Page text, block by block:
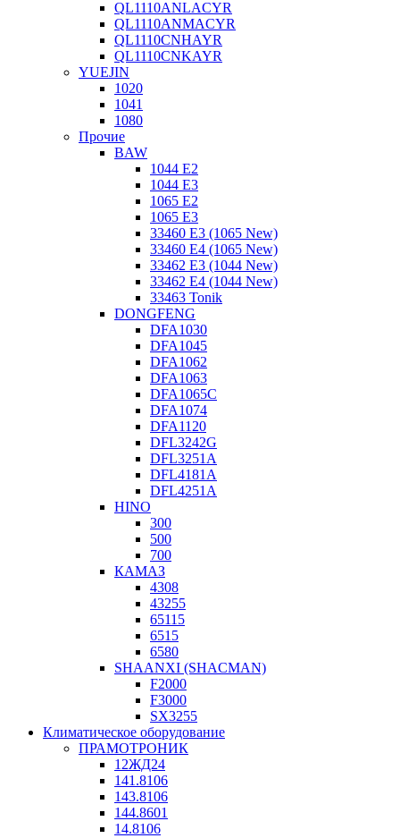
QL1110ANLACYR
QL1110ANMACYR
QL1110CNHAYR
QL1110CNKAYR
YUEJIN
1020
1041
1080
Прочие
BAW
1044 E2
1044 E3
1065 E2
1065 E3
33460 E3 (1065 New)
33460 E4 (1065 New)
33462 E3 (1044 New)
33462 E4 (1044 New)
33463 Tonik
DONGFENG
DFA1030
DFA1045
DFA1062
DFA1063
DFA1065C
DFA1074
DFA1120
DFL3242G
DFL3251A
DFL4181A
DFL4251A
HINO
300
500
700
КАМАЗ
4308
43255
65115
6515
6580
SHAANXI (SHACMAN)
F2000
F3000
SX3255
Климатическое оборудование
ПРАМОТРОНИК
12ЖД24
141.8106
143.8106
144.8601
14.8106